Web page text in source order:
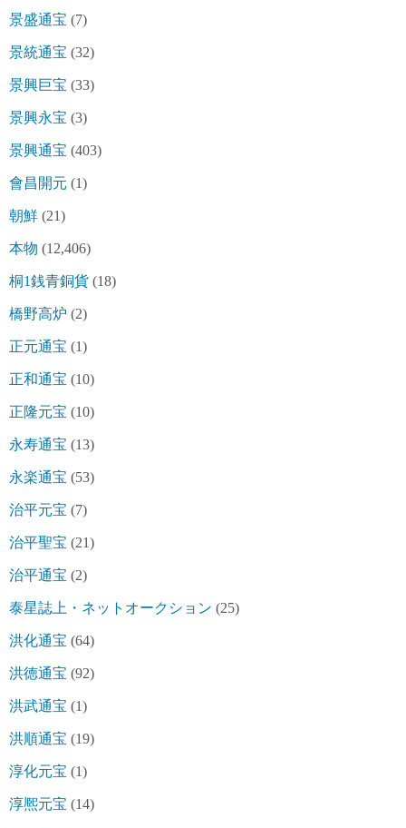
景盛通宝 (7)
景統通宝 (32)
景興巨宝 (33)
景興永宝 (3)
景興通宝 (403)
會昌開元 (1)
朝鮮 (21)
本物 (12,406)
桐1銭青銅貨 (18)
橋野高炉 (2)
正元通宝 (1)
正和通宝 (10)
正隆元宝 (10)
永寿通宝 (13)
永楽通宝 (53)
治平元宝 (7)
治平聖宝 (21)
治平通宝 (2)
泰星誌上・ネットオークション (25)
洪化通宝 (64)
洪徳通宝 (92)
洪武通宝 (1)
洪順通宝 (19)
淳化元宝 (1)
淳熈元宝 (14)